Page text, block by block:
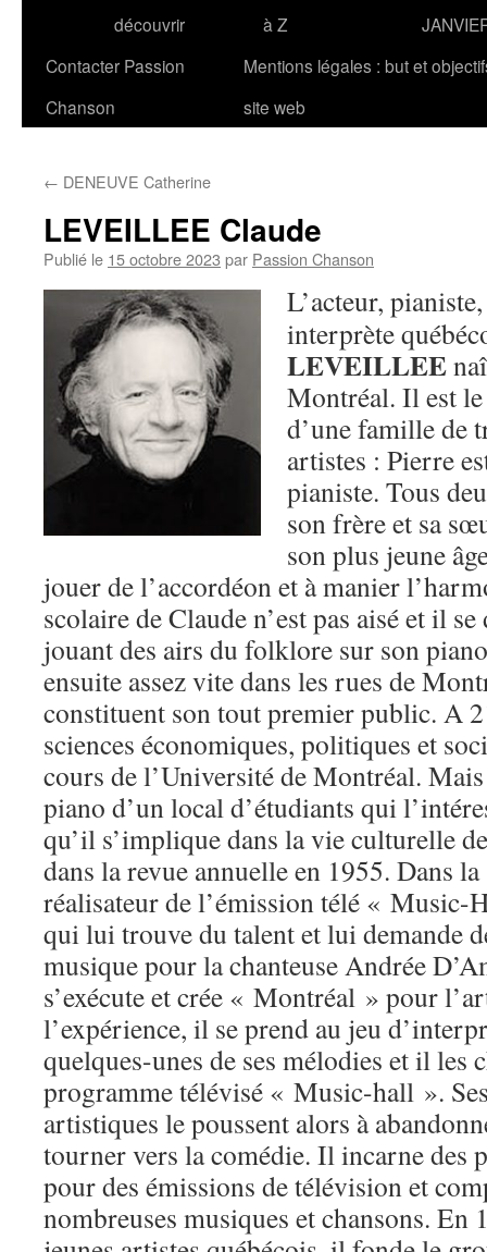
découvrir
à Z
Contacter Passion
Chanson
Mentions légales : but et
site web
← DENEUVE Catherine
LEVEILLEE Claude
Publié le 15 octobre 2023 par Passion Chanson
L’acteur,
interprète
LEVEILLEE
Montréal. Il est
d’une famille de
artistes : Pierre
pianiste. Tous
son frère et sa
son plus jeune
jouer de l’accordéon et à manier
scolaire de Claude n’est pas aisé et il
jouant des airs du folklore sur son
ensuite assez vite dans les rues de
constituent son tout premier public. A
sciences économiques, politiques et
cours de l’Université de Montréal.
piano d’un local d’étudiants qui
qu’il s’implique dans la vie culturelle
dans la revue annuelle en 1955. Dans
réalisateur de l’émission télé « Music-
qui lui trouve du talent et lui demande
musique pour la chanteuse Andrée
s’exécute et crée « Montréal » pour
l’expérience, il se prend au jeu
quelques-unes de ses mélodies et il les
programme télévisé « Music-hall ».
artistiques le poussent alors à
tourner vers la comédie. Il incarne des
pour des émissions de télévision et
nombreuses musiques et chansons. En